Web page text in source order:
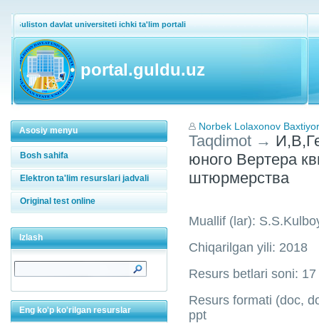
Guliston davlat universiteti ichki ta'lim portali
portal.guldu.uz
Asosiy menyu
Bosh sahifa
Elektron ta'lim resurslari jadvali
Original test online
Izlash
Eng ko'p ko'rilgan resurslar
Norbek Lolaxonov
Taqdimot →
юного Вертера
штюрмерства
Muallif (lar):
Chiqarilgan yili: 2018
Resurs betlari soni: 17
Resurs formati (doc,
ppt